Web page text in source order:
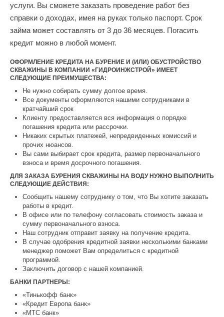
услуги. Вы сможете заказать проведение работ без
справки о доходах, имея на руках только паспорт. Срок
займа может составлять от 3 до 36 месяцев. Погасить
кредит можно в любой момент.
ОФОРМЛЕНИЕ КРЕДИТА НА БУРЕНИЕ И (ИЛИ) ОБУСТРОЙСТВО
СКВАЖИНЫ В КОМПАНИИ «ГИДРОИНЖСТРОЙ» ИМЕЕТ
СЛЕДУЮЩИЕ ПРЕИМУЩЕСТВА:
Не нужно собирать сумму долгое время.
Все документы оформляются нашими сотрудниками в
кратчайший срок
Клиенту предоставляется вся информация о порядке
погашения кредита или рассрочки.
Никаких скрытых платежей, непредвиденных комиссий и
прочих нюансов.
Вы сами выбирает срок кредита, размер первоначального
взноса и время досрочного погашения.
ДЛЯ ЗАКАЗА БУРЕНИЯ СКВАЖИНЫ НА ВОДУ НУЖНО ВЫПОЛНИТЬ
СЛЕДУЮЩИЕ ДЕЙСТВИЯ:
Сообщить нашему сотруднику о том, что Вы хотите заказать
работы в кредит.
В офисе или по телефону согласовать стоимость заказа и
сумму первоначального взноса.
Наш сотрудник отправит заявку на получение кредита.
В случае одобрения кредитной заявки несколькими банками
менеджер поможет Вам определиться с кредитной
программой.
Заключить договор с нашей компанией.
БАНКИ ПАРТНЕРЫ:
«Тинькофф банк»
«Кредит Европа банк»
«МТС банк»